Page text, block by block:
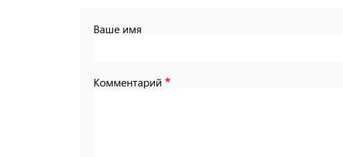
Ваше имя
Комментарий